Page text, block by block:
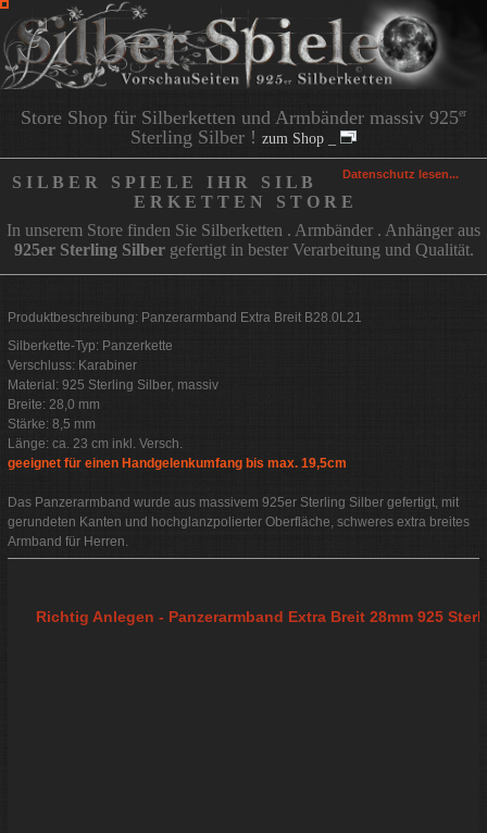
Store Shop für Silberketten und Armbänder massiv 925er
Sterling Silber ! zum Shop _
Datenschutz lesen...
S I L B E R S P I E L E I H R S I L B
E R K E T T E N S T O R E
In unserem Store finden Sie Silberketten . Armbänder . Anhänger aus
925er Sterling Silbergefertigt in bester Verarbeitung und Qualität.
Produktbeschreibung: Panzerarmband Extra Breit B28.0L21
Silberkette-Typ: Panzerkette
Verschluss: Karabiner
Material: 925 Sterling Silber, massiv
Breite: 28,0 mm
Stärke: 8,5 mm
Länge: ca. 23 cm inkl. Versch.
geeignet für einen Handgelenkumfang bis max. 19,5cm
Das Panzerarmband wurde aus massivem 925er Sterling Silber gefertigt, mit
gerundeten Kanten und hochglanzpolierter Oberfläche, schweres extra breites
Armband für Herren.
Richtig Anlegen - Panzerarmband Extra Breit 28mm 925